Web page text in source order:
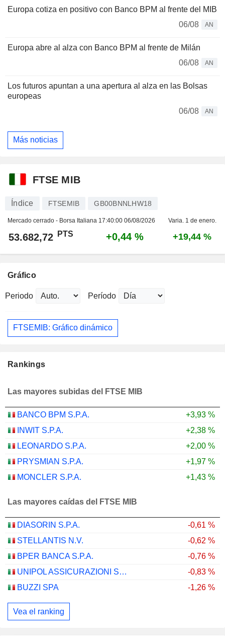
Europa cotiza en positivo con Banco BPM al frente del MIB
06/08
AN
Europa abre al alza con Banco BPM al frente de Milán
06/08
AN
Los futuros apuntan a una apertura al alza en las Bolsas
europeas
06/08
AN
Más noticias
FTSE MIB
Índice FTSEMIB GB00BNNLHW18
Mercado cerrado - Borsa Italiana 17:40:00 06/08/2026 Varia. 1 de enero.
53.682,72 PTS +0,44 % +19,44 %
Gráfico
Periodo Período
FTSEMIB: Gráfico dinámico
Rankings
Las mayores subidas del FTSE MIB
BANCO BPM S.P.A.
+3,93 %
INWIT S.P.A.
+2,38 %
LEONARDO S.P.A.
+2,00 %
PRYSMIAN S.P.A.
+1,97 %
MONCLER S.P.A.
+1,43 %
Las mayores caídas del FTSE MIB
DIASORIN S.P.A.
-0,61 %
STELLANTIS N.V.
-0,62 %
BPER BANCA S.P.A.
-0,76 %
UNIPOL ASSICURAZIONI S.P.A.
-0,83 %
BUZZI SPA
-1,26 %
Vea el ranking